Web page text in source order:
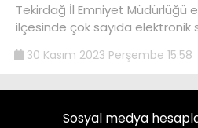
Tekirdağ İl Emniyet Müdürlüğü
ilçesinde çok sayıda elektronik
30 Kasım 2023 Perşembe 15:58
Sosyal medya